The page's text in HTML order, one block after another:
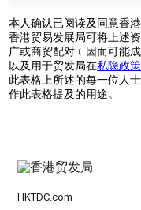
本人确认已阅读及同意香
香港贸易发展局可将上述
广或商贸配对﹝因而可能
以及用于贸发局在私隐政
此表格上所述的每一位人
作此表格提及的用途。
HKTDC.com